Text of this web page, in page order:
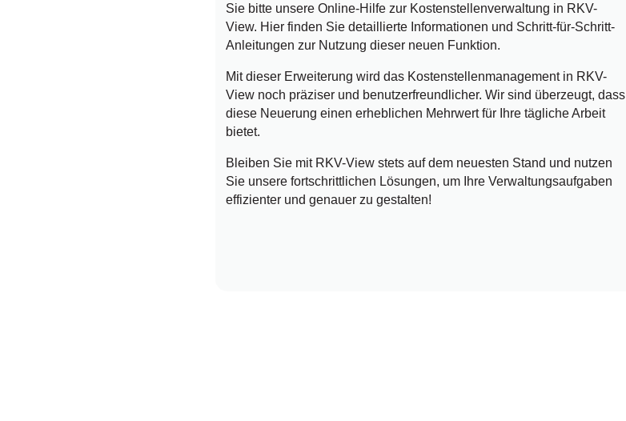
Sie bitte unsere Online-Hilfe zur Kostenstellenverwaltung in RKV-
View. Hier finden Sie detaillierte Informationen und Schritt-für-Schritt-
Anleitungen zur Nutzung dieser neuen Funktion.
Mit dieser Erweiterung wird das Kostenstellenmanagement in RKV-
View noch präziser und benutzerfreundlicher. Wir sind überzeugt, dass
diese Neuerung einen erheblichen Mehrwert für Ihre tägliche Arbeit
bietet.
Bleiben Sie mit RKV-View stets auf dem neuesten Stand und nutzen
Sie unsere fortschrittlichen Lösungen, um Ihre Verwaltungsaufgaben
effizienter und genauer zu gestalten!